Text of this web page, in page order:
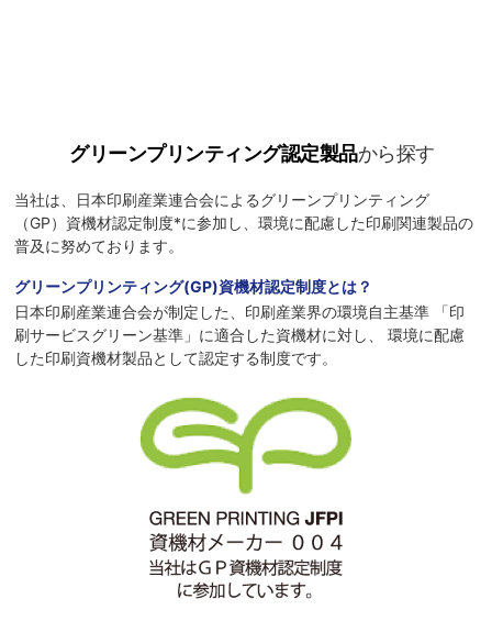
グリーンプリンティング認定製品から探す
当社は、日本印刷産業連合会によるグリーンプリンティング
（GP）資機材認定制度*に参加し、環境に配慮した印刷関連製品の
普及に努めております。
グリーンプリンティング(GP)資機材認定制度とは？
日本印刷産業連合会が制定した、印刷産業界の環境自主基準 「印
刷サービスグリーン基準」に適合した資機材に対し、 環境に配慮
した印刷資機材製品として認定する制度です。